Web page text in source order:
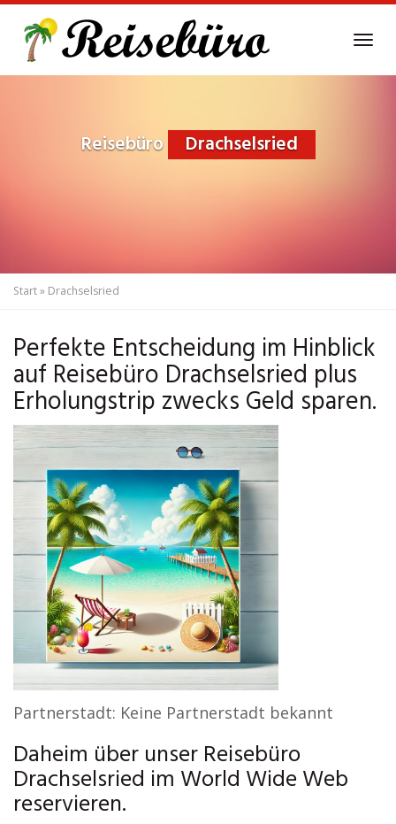
main
Reisebüro Drachselsried
Start» Drachselsried
Perfekte Entscheidung im Hinblick
auf Reisebüro Drachselsried plus
Erholungstrip zwecks Geld sparen.
Partnerstadt: Keine Partnerstadt bekannt
Daheim über unser Reisebüro
Drachselsried im World Wide Web
reservieren.